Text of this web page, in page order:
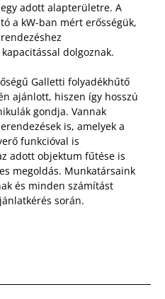
adott alapterületre. A
a kW-ban mért erősségük,
dolgoznak.
Galletti folyadékhűtő
ajánlott, hiszen így hosszú
gondja. Vannak
is, amelyek a
funkcióval is
adott objektum fűtése is
megoldás. Munkatársaink
és minden számítást
során.